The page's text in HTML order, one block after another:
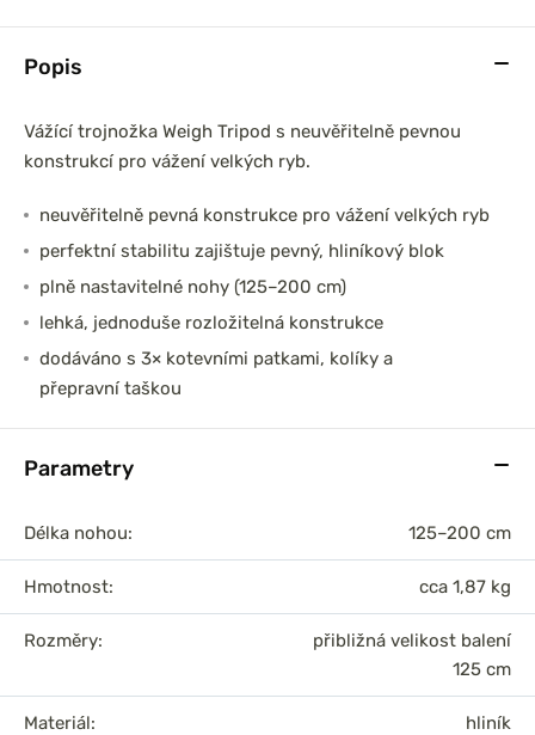
Popis
Vážící trojnožka Weigh Tripod s neuvěřitelně pevnou
konstrukcí pro vážení velkých ryb.
neuvěřitelně pevná konstrukce pro vážení velkých ryb
perfektní stabilitu zajištuje pevný, hliníkový blok
plně nastavitelné nohy (125–200 cm)
lehká, jednoduše rozložitelná konstrukce
dodáváno s 3× kotevními patkami, kolíky a
přepravní taškou
Parametry
Délka nohou: 125–200 cm
Hmotnost: cca 1,87 kg
Rozměry:
přibližná velikost balení
125 cm
Materiál: hliník